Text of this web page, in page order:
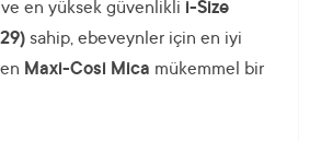
en yüksek güvenlikli i-Size
sahip, ebeveynler için en iyi
Maxi-Cosi Mica mükemmel bir